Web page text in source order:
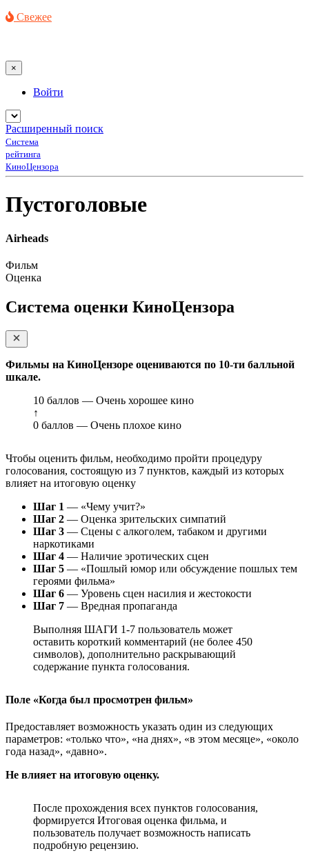
Свежее
×
Войти
Расширенный поиск
Система
рейтинга
КиноЦензора
Пустоголовые
Airheads
Фильм
Оценка
Система оценки КиноЦензора
Фильмы на КиноЦензоре оцениваются по 10-ти балльной
шкале.
10 баллов — Очень хорошее кино
↑
0 баллов — Очень плохое кино
Чтобы оценить фильм, необходимо пройти процедуру
голосования, состоящую из 7 пунктов, каждый из которых
влияет на итоговую оценку
Шаг 1 — «Чему учит?»
Шаг 2 — Оценка зрительских симпатий
Шаг 3 — Сцены с алкоголем, табаком и другими
наркотиками
Шаг 4 — Наличие эротических сцен
Шаг 5 — «Пошлый юмор или обсуждение пошлых тем
героями фильма»
Шаг 6 — Уровень сцен насилия и жестокости
Шаг 7 — Вредная пропаганда
Выполняя ШАГИ 1-7 пользователь может
оставить короткий комментарий (не более 450
символов), дополнительно раскрывающий
содержание пункта голосования.
Поле «Когда был просмотрен фильм»
Предоставляет возможность указать один из следующих
параметров: «только что», «на днях», «в этом месяце», «около
года назад», «давно».
Не влияет на итоговую оценку.
После прохождения всех пунктов голосования,
формируется Итоговая оценка фильма, и
пользователь получает возможность написать
подробную рецензию.